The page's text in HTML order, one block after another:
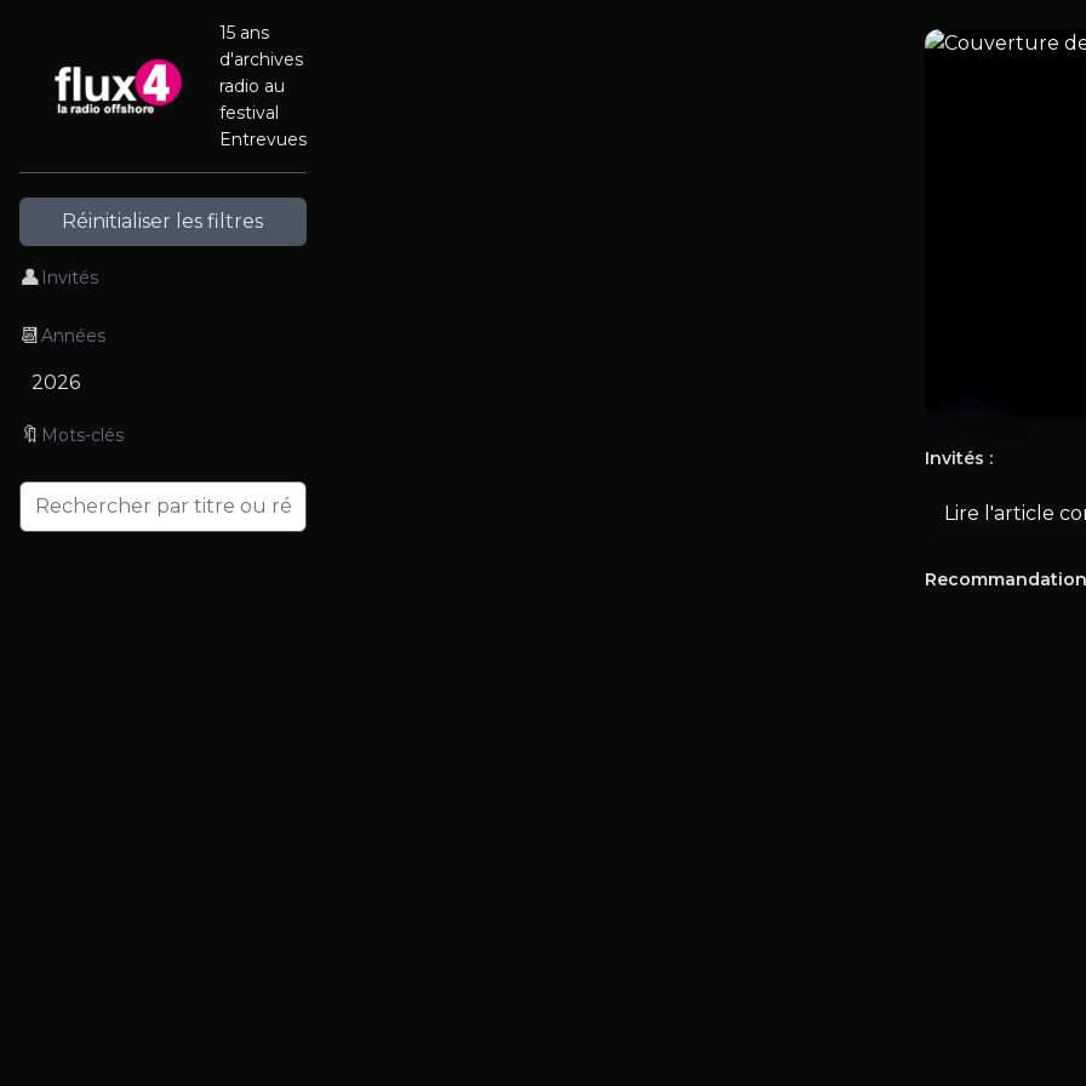
15 ans
d'archives
radio au
festival
Entrevues
Réinitialiser les filtres
👤 Invités
📆Années
2026
🔖 Mots-clés
Invités :
Lire l'article